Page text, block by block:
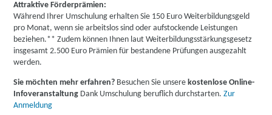
Attraktive Förderprämien:
Während Ihrer Umschulung erhalten Sie 150 Euro Weiterbildungsgeld
pro Monat, wenn sie arbeitslos sind oder aufstockende Leistungen
beziehen.** Zudem können Ihnen laut Weiterbildungsstärkungsgesetz
insgesamt 2.500 Euro Prämien für bestandene Prüfungen ausgezahlt
werden.
Sie möchten mehr erfahren? Besuchen Sie unsere kostenlose Online-
Infoveranstaltung Dank Umschulung beruflich durchstarten.Zur
Anmeldung